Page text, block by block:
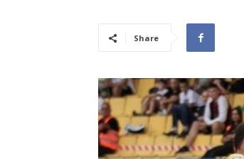
Share